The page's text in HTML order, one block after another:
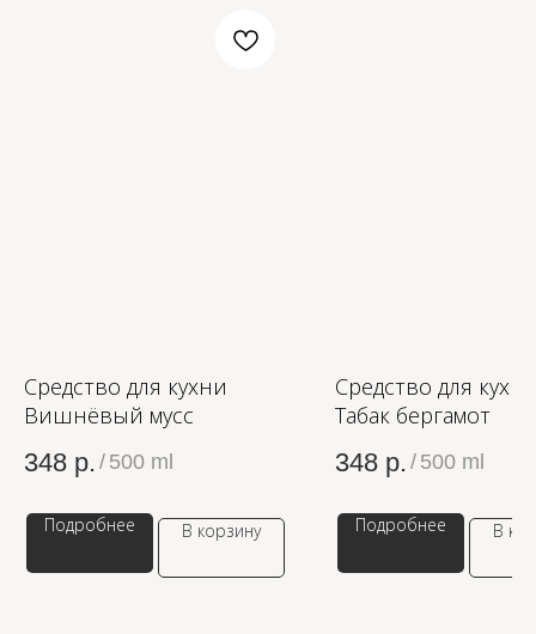
Средство для кухни
Вишнёвый мусс
348 р. / 500 ml
Подробнее В корзину
Средство для
Табак бергамот
348 р. / 500 ml
Подробнее В